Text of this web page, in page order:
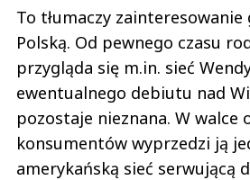
To tłumaczy
Polską. Od pewnego czasu
przygląda się m.in. sieć
ewentualnego debiutu nad
pozostaje nieznana. W walce
konsumentów wyprzedzi ją
amerykańską sieć serwującą